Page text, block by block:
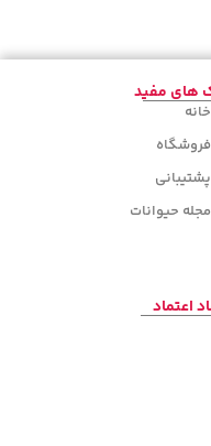
های مفید
خانه
فروشگاه
پشتیبانی
مجله حیوانات
اعتماد